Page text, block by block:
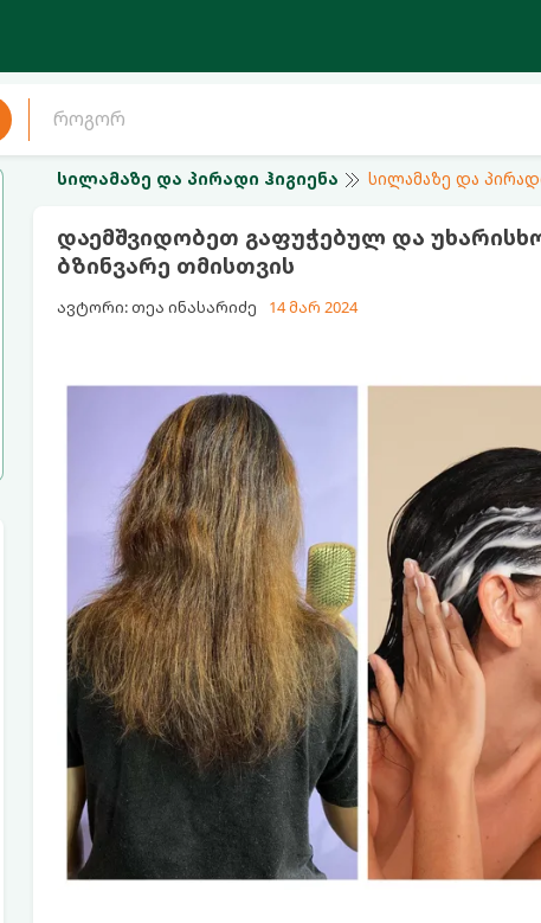
სილამაზე და პირადი ჰიგიენა სილამაზე და
დაემშვიდობეთ გაფუჭებულ და
ბზინვარე თმისთვის
ავტორი: თეა ინასარიძე 14 მარ 2024